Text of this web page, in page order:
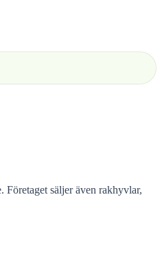
säljer även rakhyvlar,